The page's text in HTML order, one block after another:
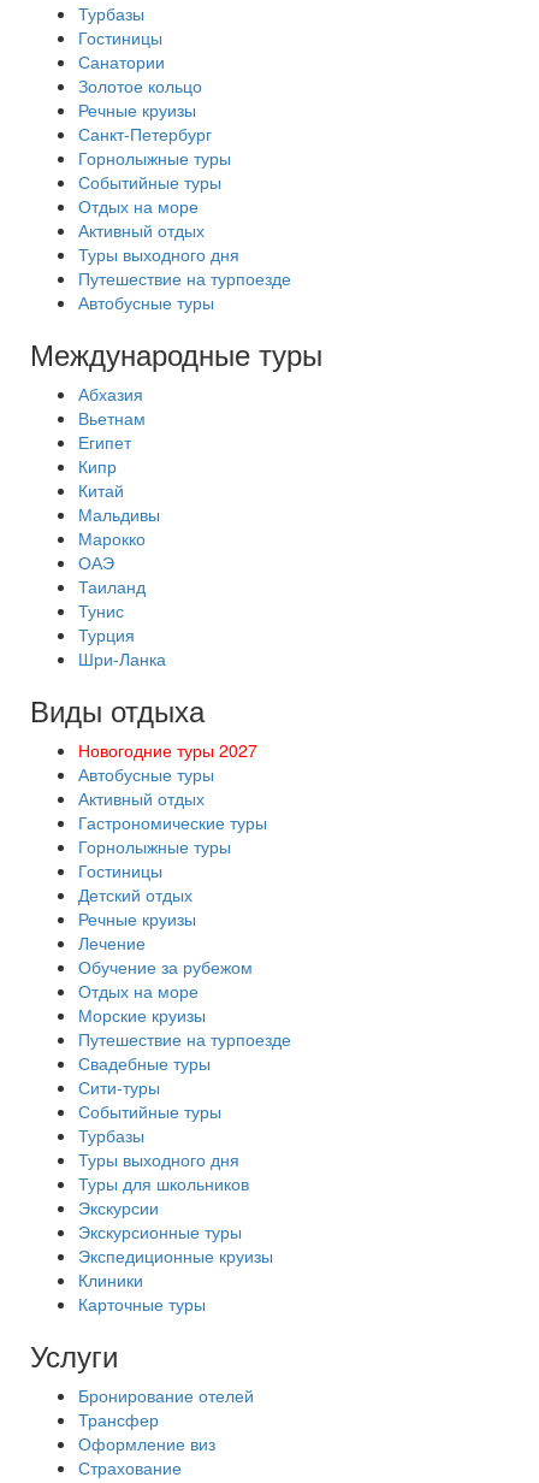
Турбазы
Гостиницы
Санатории
Золотое кольцо
Речные круизы
Санкт-Петербург
Горнолыжные туры
Событийные туры
Отдых на море
Активный отдых
Туры выходного дня
Путешествие на турпоезде
Автобусные туры
Международные туры
Абхазия
Вьетнам
Египет
Кипр
Китай
Мальдивы
Марокко
ОАЭ
Таиланд
Тунис
Турция
Шри-Ланка
Виды отдыха
Новогодние туры 2027
Автобусные туры
Активный отдых
Гастрономические туры
Горнолыжные туры
Гостиницы
Детский отдых
Речные круизы
Лечение
Обучение за рубежом
Отдых на море
Морские круизы
Путешествие на турпоезде
Свадебные туры
Сити-туры
Событийные туры
Турбазы
Туры выходного дня
Туры для школьников
Экскурсии
Экскурсионные туры
Экспедиционные круизы
Клиники
Карточные туры
Услуги
Бронирование отелей
Трансфер
Оформление виз
Страхование